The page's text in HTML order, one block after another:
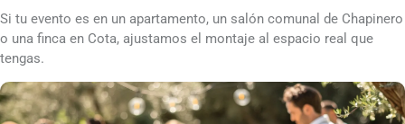
Si tu evento es en un apartamento, un salón comunal de Chapinero
o una finca en Cota, ajustamos el montaje al espacio real que
tengas.